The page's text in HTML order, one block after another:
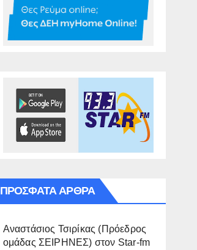
ΠΡΌΣΦΑΤΑ ΆΡΘΡΑ
Αναστάσιος Τσιρίκας (Πρόεδρος
ομάδας ΣΕΙΡΗΝΕΣ) στον Star-fm